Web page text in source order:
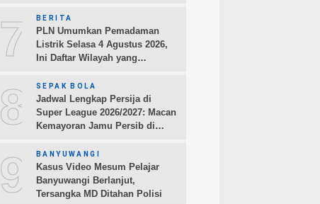
7 BERITA
PLN Umumkan Pemadaman
Listrik Selasa 4 Agustus 2026,
Ini Daftar Wilayah yang
8 SEPAK BOLA
Jadwal Lengkap Persija di
Super League 2026/2027: Macan
Kemayoran Jamu Persib di
9 BANYUWANGI
Kasus Video Mesum Pelajar
Banyuwangi Berlanjut,
Tersangka MD Ditahan Polisi